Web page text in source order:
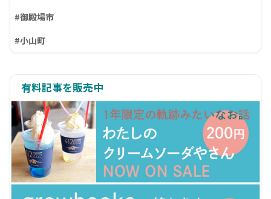
#御殿場市
#小山町
有料記事を販売中